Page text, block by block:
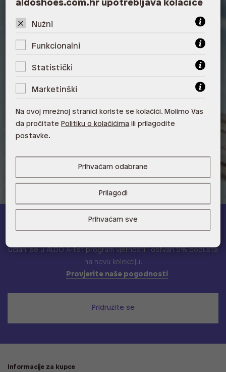
ALDO, City Center One West
10000 Zagreb
ALDO, Arena Centar 10020 Zagreb
ALDO, Mall of Split Split
ALDO, City Center One Split 21000
ALDO, Tower Centar 51000 Rijeka
ALDO A-list
Učlani se u ALDO A-list program vjernosti i ostvari 5% popusta
na novu kolekciju!
Provjerite naše pogodnosti
Pridružite se
Informacije za kupce
aldoshoes.com.hr upotrebljava kolačiće
Nužni
Funkcionalni
Statistički
Marketinški
Na ovoj mrežnoj stranici koriste se kolačići. Molimo Vas
da pročitate Politiku o kolačićima ili prilagodite
postavke.
Prihvaćam odabrane
Prilagodi
Prihvaćam sve